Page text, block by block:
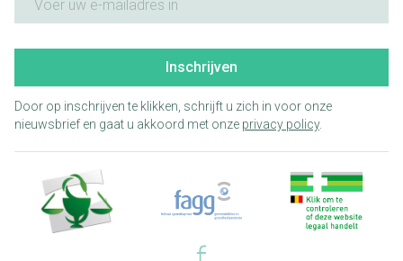
Inschrijven
Door op inschrijven te klikken, schrijft u zich in voor onze
nieuwsbrief en gaat u akkoord met onze privacy policy.